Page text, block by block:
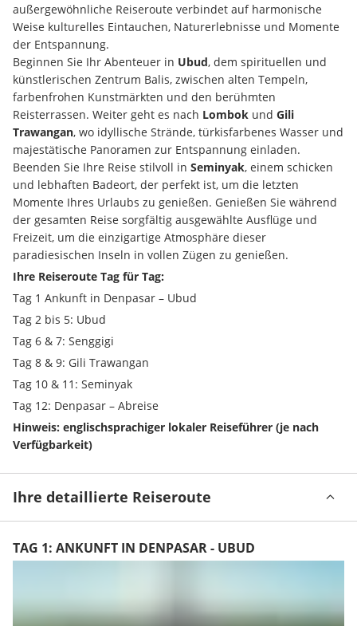
außergewöhnliche Reiseroute verbindet auf harmonische
Weise kulturelles Eintauchen, Naturerlebnisse und Momente
der Entspannung.
Beginnen Sie Ihr Abenteuer in Ubud, dem spirituellen und
künstlerischen Zentrum Balis, zwischen alten Tempeln,
farbenfrohen Kunstmärkten und den berühmten
Reisterrassen. Weiter geht es nach Lombok und Gili
Trawangan, wo idyllische Strände, türkisfarbenes Wasser und
majestätische Panoramen zur Entspannung einladen.
Beenden Sie Ihre Reise stilvoll in Seminyak, einem schicken
und lebhaften Badeort, der perfekt ist, um die letzten
Momente Ihres Urlaubs zu genießen. Genießen Sie während
der gesamten Reise sorgfältig ausgewählte Ausflüge und
Freizeit, um die einzigartige Atmosphäre dieser
paradiesischen Inseln in vollen Zügen zu genießen.
Ihre Reiseroute Tag für Tag:
Tag 1 Ankunft in Denpasar – Ubud
Tag 2 bis 5: Ubud
Tag 6 & 7: Senggigi
Tag 8 & 9: Gili Trawangan
Tag 10 & 11: Seminyak
Tag 12: Denpasar – Abreise
Hinweis: englischsprachiger lokaler Reiseführer (je nach
Verfügbarkeit)
Ihre detaillierte Reiseroute
TAG 1: ANKUNFT IN DENPASAR - UBUD